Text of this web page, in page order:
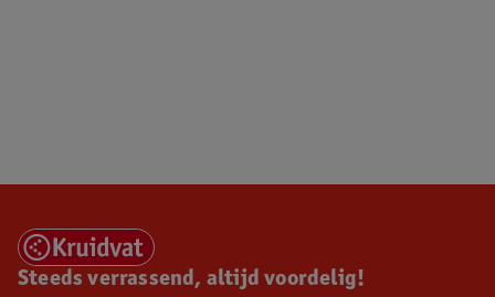
Steeds verrassend, altijd voordelig!